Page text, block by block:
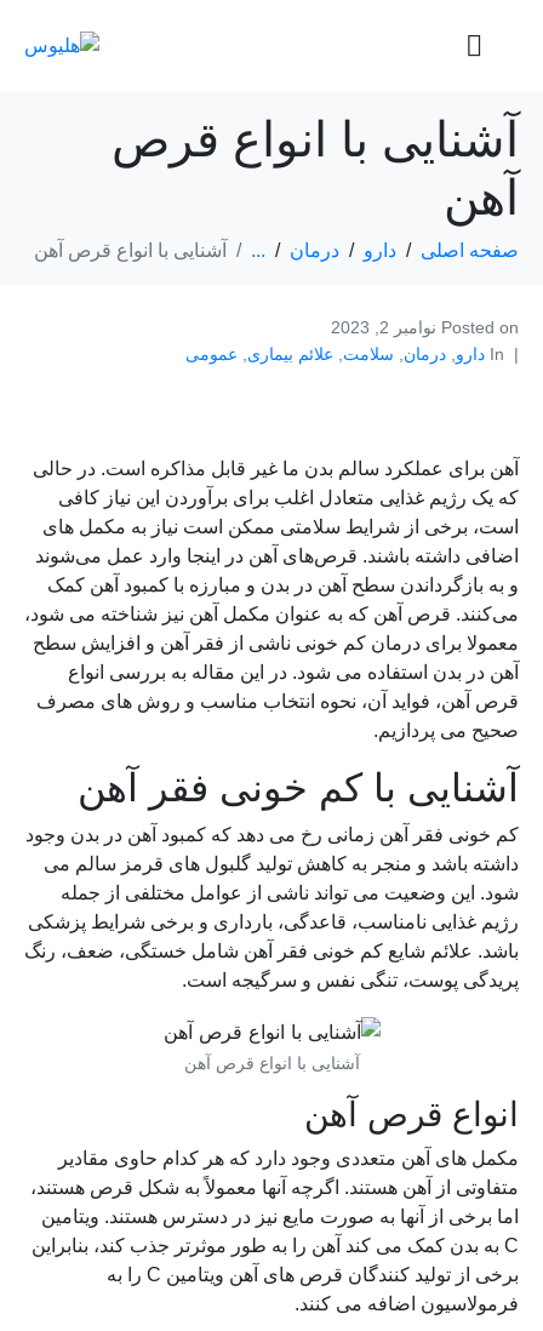
آشنایی با انواع قرص
آهن
صفحه اصلی دارو درمان ... آشنایی با انواع قرص آهن
Posted on نوامبر 2, 2023
In دارو درمان سلامت علائم بیماری عمومی
آهن برای عملکرد سالم بدن ما غیر قابل مذاکره است. در حالی
که یک رژیم غذایی متعادل اغلب برای برآوردن این نیاز کافی
است، برخی از شرایط سلامتی ممکن است نیاز به مکمل های
اضافی داشته باشند. قرص‌های آهن در اینجا وارد عمل می‌شوند
و به بازگرداندن سطح آهن در بدن و مبارزه با کمبود آهن کمک
می‌کنند. قرص آهن که به عنوان مکمل آهن نیز شناخته می شود،
معمولا برای درمان کم خونی ناشی از فقر آهن و افزایش سطح
آهن در بدن استفاده می شود. در این مقاله به بررسی انواع
قرص آهن، فواید آن، نحوه انتخاب مناسب و روش های مصرف
صحیح می پردازیم.
آشنایی با کم خونی فقر آهن
کم خونی فقر آهن زمانی رخ می دهد که کمبود آهن در بدن وجود
داشته باشد و منجر به کاهش تولید گلبول های قرمز سالم می
شود. این وضعیت می تواند ناشی از عوامل مختلفی از جمله
رژیم غذایی نامناسب، قاعدگی، بارداری و برخی شرایط پزشکی
باشد. علائم شایع کم خونی فقر آهن شامل خستگی، ضعف، رنگ
پریدگی پوست، تنگی نفس و سرگیجه است.
آشنایی با انواع قرص آهن
انواع قرص آهن
مکمل های آهن متعددی وجود دارد که هر کدام حاوی مقادیر
متفاوتی از آهن هستند. اگرچه آنها معمولاً به شکل قرص هستند،
اما برخی از آنها به صورت مایع نیز در دسترس هستند. ویتامین
C به بدن کمک می کند آهن را به طور موثرتر جذب کند، بنابراین
برخی از تولید کنندگان قرص های آهن ویتامین C را به
فرمولاسیون اضافه می کنند.